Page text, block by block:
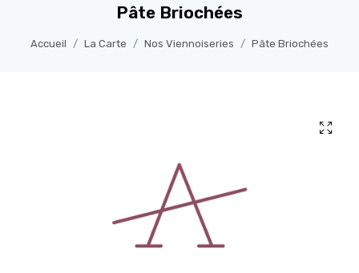
Pâte Briochées
Accueil La Carte Nos Viennoiseries Pâte Briochées